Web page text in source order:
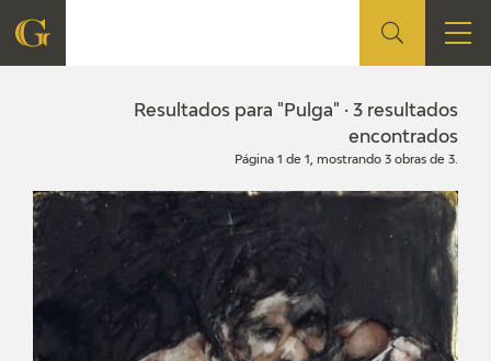
CENTRO DE INVESTIGACIÓN Y DOCUMENTACIÓN
ACCIÓN CORPORATIVA
Resultados para "Pulga" · 3 resultados
encontrados
Página 1 de 1, mostrando 3 obras de 3.